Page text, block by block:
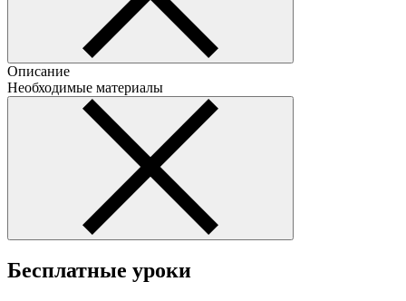
Описание
Необходимые материалы
Бесплатные уроки